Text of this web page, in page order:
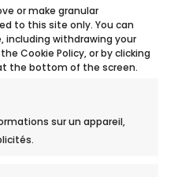
or make granular
to this site only. You can
withdrawing your
Cookie Policy, or by clicking
the bottom of the screen.
sur un appareil,
? Consultez notre
pour pouvoir